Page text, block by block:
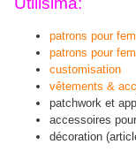
patrons pour
patrons pour
customisation
vêtements &
patchwork et
accessoires
décoration